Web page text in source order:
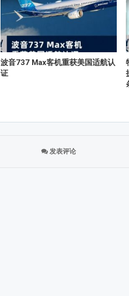
波音737 Max客机重获美国适航认
证
发表评论